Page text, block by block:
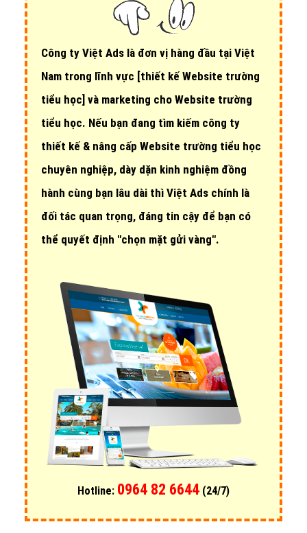
Công ty Việt Ads là đơn vị hàng đầu tại Việt
Nam trong lĩnh vực [thiết kế Website trường
tiểu học] và marketing cho Website trường
tiểu học. Nếu bạn đang tìm kiếm công ty
thiết kế & nâng cấp Website trường tiểu học
chuyên nghiệp, dày dặn kinh nghiệm đồng
hành cùng bạn lâu dài thì Việt Ads chính là
đối tác quan trọng, đáng tin cậy để bạn có
thể quyết định "chọn mặt gửi vàng".
Hotline: 0964 82 6644 (24/7)